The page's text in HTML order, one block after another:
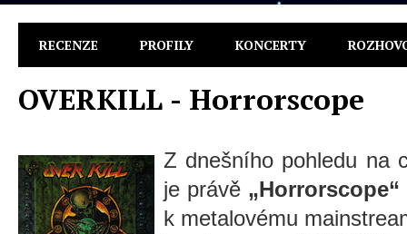
RECENZE PROFILY KONCERTY
OVERKILL - Horrorscope
Z dnešního pohledu na
je právě „Horrorscope“
k metalovému